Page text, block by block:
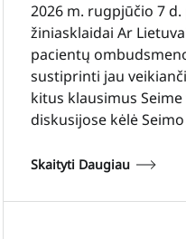
2026 m. rugpjūčio 7
žiniasklaidai Ar
pacientų
sustiprinti jau
kitus klausimus
diskusijose kėlė
Skaityti Daugiau